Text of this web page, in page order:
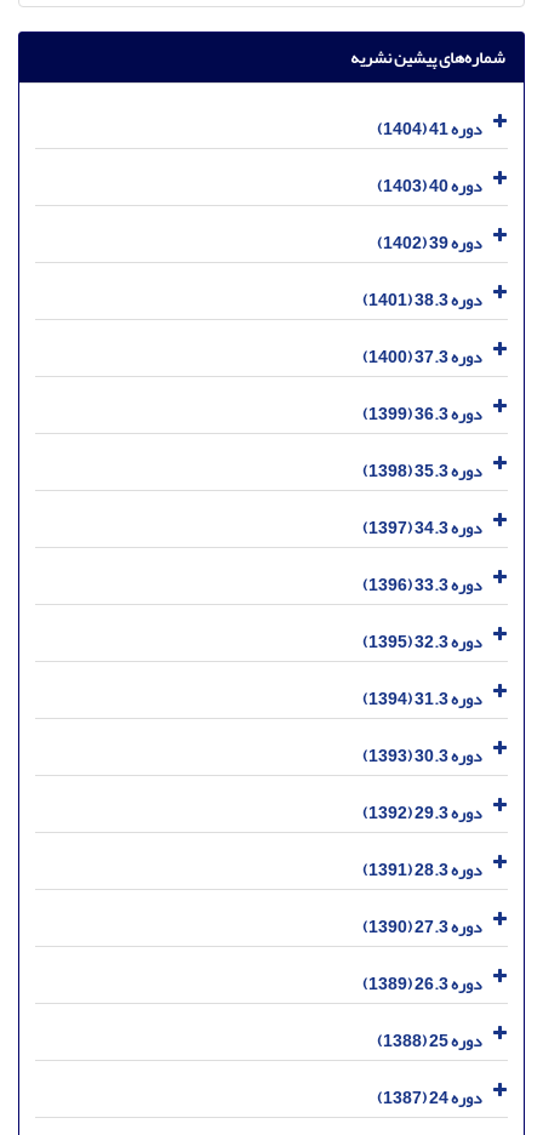
شماره‌های پیشین نشریه
دوره 41 (1404)
دوره 40 (1403)
دوره 39 (1402)
دوره 38.3 (1401)
دوره 37.3 (1400)
دوره 36.3 (1399)
دوره 35.3 (1398)
دوره 34.3 (1397)
دوره 33.3 (1396)
دوره 32.3 (1395)
دوره 31.3 (1394)
دوره 30.3 (1393)
دوره 29.3 (1392)
دوره 28.3 (1391)
دوره 27.3 (1390)
دوره 26.3 (1389)
دوره 25 (1388)
دوره 24 (1387)